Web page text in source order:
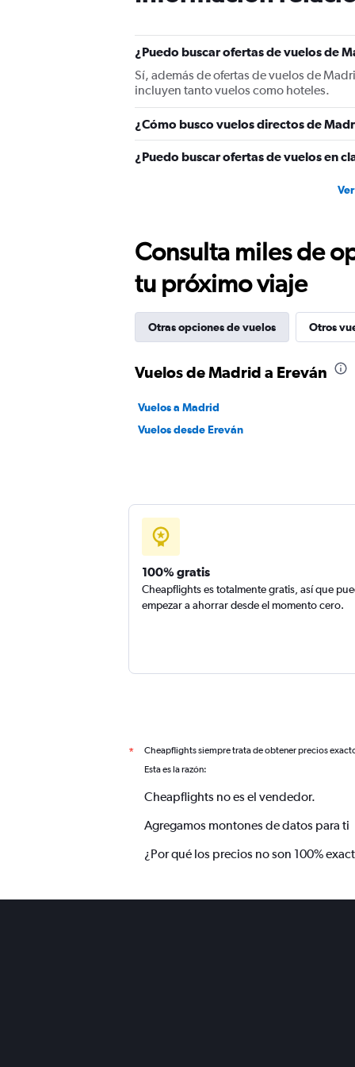
values.
Range:
0
to
900.
¿Puedo buscar ofertas de vuelos de
Sí, además de ofertas de vuelos de
incluyen tanto vuelos como hoteles.
¿Cómo busco vuelos directos de
¿Puedo buscar ofertas de vuelos en
Consulta miles de
tu próximo viaje
Otras opciones de vuelos Otros
Vuelos de Madrid a Ereván
Vuelos a Madrid
Vuelos desde Ereván
100% gratis
Cheapflights es totalmente gratis, así que
empezar a ahorrar desde el momento cero.
* Cheapflights siempre trata de obtener precios
Esta es la razón:
Cheapflights no es el vendedor.
Agregamos montones de datos para ti
¿Por qué los precios no son 100%